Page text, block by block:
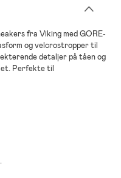
fra Viking med GORE-
og velcrostropper til
detaljer på tåen og
Perfekte til